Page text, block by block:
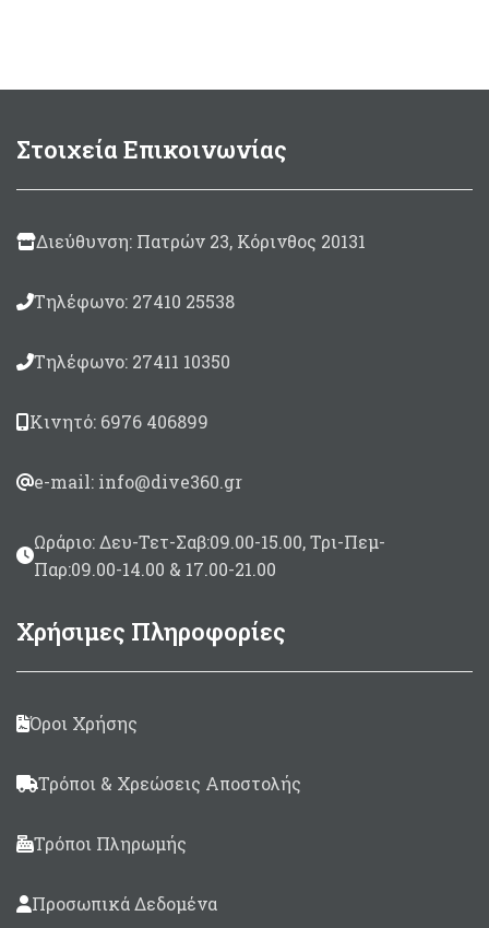
Στοιχεία Επικοινωνίας
Διεύθυνση: Πατρών 23, Κόρινθος 20131
Τηλέφωνο: 27410 25538
Τηλέφωνο: 27411 10350
Κινητό: 6976 406899
e-mail: info@dive360.gr
Ωράριο: Δευ-Τετ-Σαβ:09.00-15.00, Τρι-Πεμ-
Παρ:09.00-14.00 & 17.00-21.00
Χρήσιμες Πληροφορίες
Όροι Χρήσης
Τρόποι & Χρεώσεις Αποστολής
Τρόποι Πληρωμής
Προσωπικά Δεδομένα